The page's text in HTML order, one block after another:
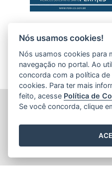
AGÊNCIA ESTADUAL DE
(Acesso pela Rua Dep.
CEP: 29.010-
Tel.: (27)
Nós usamos cookies!
Nós usamos cookies para
navegação no portal. Ao
concorda com a política
cookies. Para ter mais
feito, acesse Política de
Se você concorda, clique